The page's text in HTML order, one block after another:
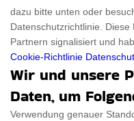
PRÜFEN SIE ES AUS
dazu bitte unten oder
Datenschutzrichtlinie.
Partnern signalisiert und
Cookie-Richtlinie
Wir und unsere
Daten, um
Verwendung genauer